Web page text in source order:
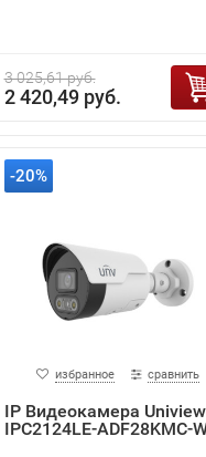
3 025,61 руб.
2 420,49 руб.
-20%
избранное сравнить
IP Видеокамера Uniview
IPC2124LE-ADF28KMC-